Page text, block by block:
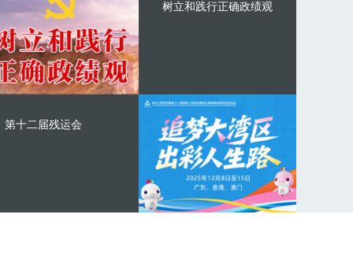
树立和践行正确政绩观
第十二届残运会